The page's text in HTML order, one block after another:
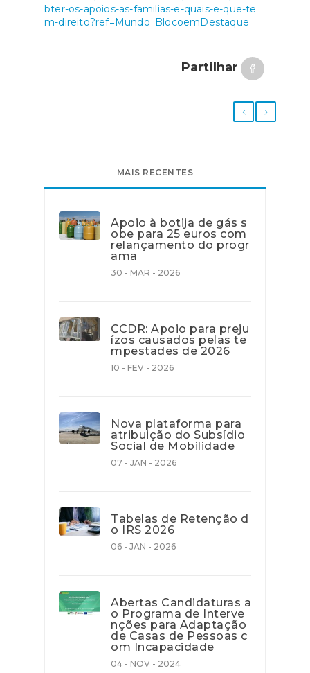
bter-os-apoios-as-familias-e-quais-e-que-te
m-direito?ref=Mundo_BlocoemDestaque
Partilhar
MAIS RECENTES
Apoio à botija de gás s
obe para 25 euros com
relançamento do progr
ama
30 - MAR - 2026
CCDR: Apoio para preju
ízos causados pelas te
mpestades de 2026
10 - FEV - 2026
Nova plataforma para
atribuição do Subsídio
Social de Mobilidade
07 - JAN - 2026
Tabelas de Retenção d
o IRS 2026
06 - JAN - 2026
Abertas Candidaturas a
o Programa de Interve
nções para Adaptação
de Casas de Pessoas c
om Incapacidade
04 - NOV - 2024